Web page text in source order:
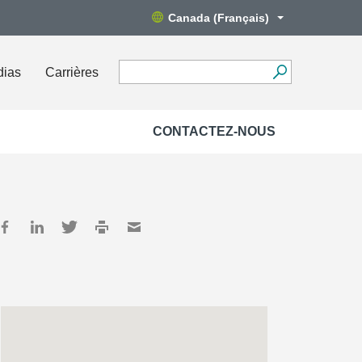
Canada (Français)
Carrières
CONTACTEZ-NOUS